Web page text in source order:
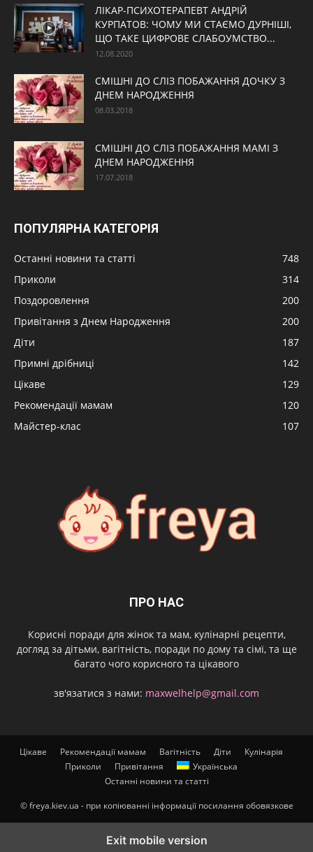
ЛІКАР-ПСИХОТЕРАПЕВТ АНДРІЙ
КУРПАТОВ: ЧОМУ МИ СТАЄМО ДУРНІШІ,
ЩО ТАКЕ ЦИФРОВЕ СЛАБОУМСТВО...
12.08.2020
СМІШНІ ДО СЛІЗ ПОБАЖАННЯ ДОЧКУ З
ДНЕМ НАРОДЖЕННЯ
08.03.2018
СМІШНІ ДО СЛІЗ ПОБАЖАННЯ МАМІ З
ДНЕМ НАРОДЖЕННЯ
17.07.2018
ПОПУЛЯРНА КАТЕГОРІЯ
Останні новини та статті
748
Приколи
314
Поздоровлення
200
Привітання з Днем Народження
200
Діти
187
Примні дрібниці
142
Цікаве
129
Рекомендації мамам
120
Майстер-клас
107
ПРО НАС
Корисні поради для жінок та мам, кулінарні рецепти,
догляд за дітьми, вагітність, поради по дому та сімї, та ще
багато чого корисного та цікавого
зв'язатися з нами: maxwelhelp@gmail.com
Цікаве Рекомендації мамам Вагітність Діти
Кулінарія
Приколи
Привітання
Українська
Останні новини та статті
© freya.kiev.ua - при копіюванні інформації посилання обовязкове
Exit mobile version